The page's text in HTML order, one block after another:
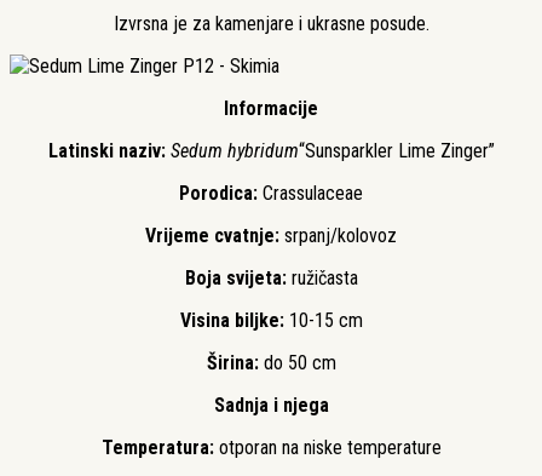
Izvrsna je za kamenjare i ukrasne posude.
Informacije
Latinski naziv: Sedum hybridum“Sunsparkler Lime Zinger”
Porodica: Crassulaceae
Vrijeme cvatnje: srpanj/kolovoz
Boja svijeta:ružičasta
Visina biljke: 10-15 cm
Širina:do 50 cm
Sadnja i njega
Temperatura: otporan na niske temperature